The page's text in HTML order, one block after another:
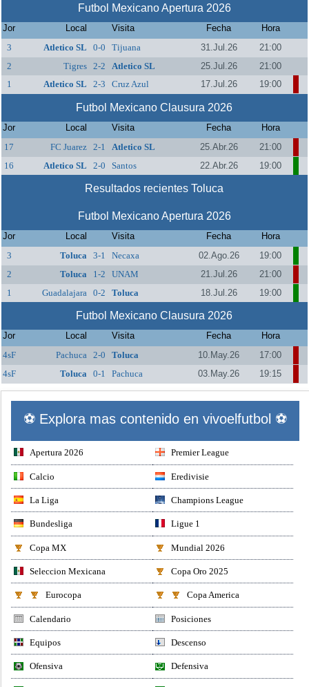
Futbol Mexicano Apertura 2026
Jor Local Visita Fecha
Hora
3
Atletico SL 0-0 Tijuana 31.Jul.26
21:00
2
Tigres 2-2 Atletico SL 25.Jul.26
21:00
1
Atletico SL 2-3 Cruz Azul 17.Jul.26 19:00
Futbol Mexicano Clausura 2026
Jor Local Visita Fecha
Hora
17
FC Juarez 2-1 Atletico SL 25.Abr.26
21:00
16
Atletico SL 2-0 Santos 22.Abr.26 19:00
Resultados recientes Toluca
Futbol Mexicano Apertura 2026
Jor Local Visita Fecha
Hora
3
Toluca 3-1 Necaxa 02.Ago.26
19:00
2
Toluca 1-2 UNAM 21.Jul.26
21:00
1
Guadalajara 0-2 Toluca 18.Jul.26 19:00
Futbol Mexicano Clausura 2026
Jor Local Visita Fecha
Hora
4sF
Pachuca 2-0 Toluca 10.May.26
17:00
4sF
Toluca 0-1 Pachuca 03.May.26 19:15
⚽ Explora mas contenido en vivoelfutbol ⚽
Apertura 2026 Premier League
Calcio Eredivisie
La Liga Champions League
Bundesliga Ligue 1
Copa MX Mundial 2026
Seleccion Mexicana Copa Oro 2025
Eurocopa Copa America
Calendario Posiciones
Equipos Descenso
Ofensiva Defensiva